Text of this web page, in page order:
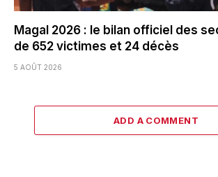
Magal 2026 : le bilan officiel des
de 652 victimes et 24 décès
5 AOÛT 2026
ADD A COMMENT